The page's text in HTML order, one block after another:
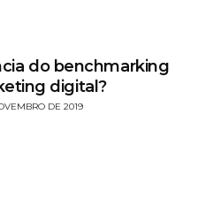
do benchmarking
digital?
DE 2019